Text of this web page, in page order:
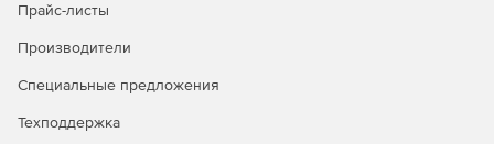
Прайс-листы
Производители
Специальные предложения
Техподдержка